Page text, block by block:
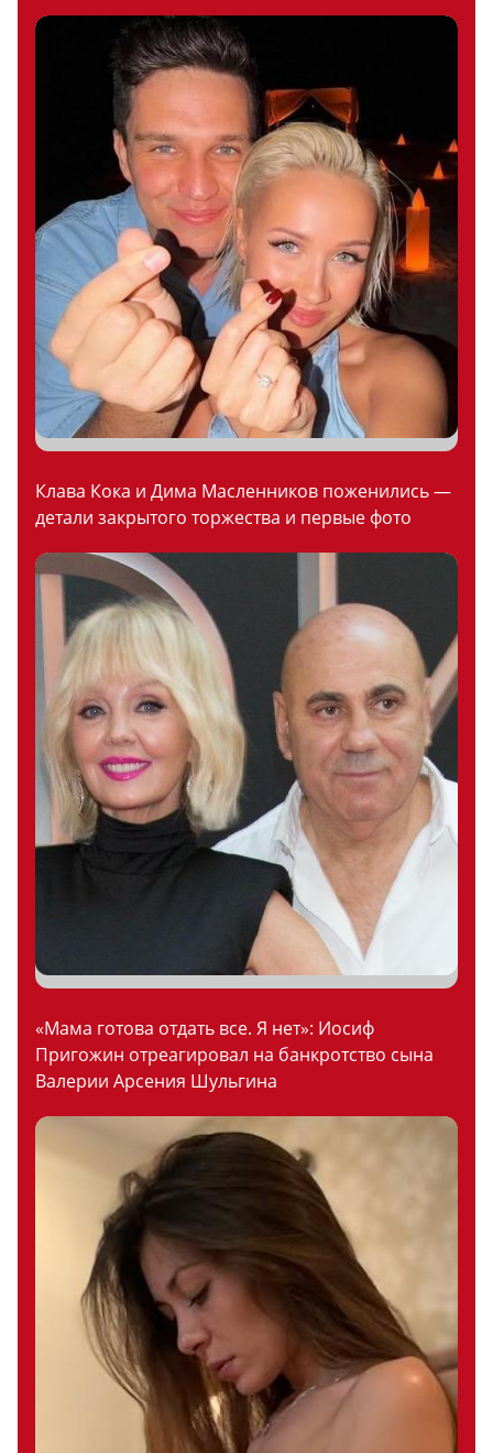
Клава Кока и Дима Масленников поженились —
детали закрытого торжества и первые фото
«Мама готова отдать все. Я нет»: Иосиф
Пригожин отреагировал на банкротство сына
Валерии Арсения Шульгина